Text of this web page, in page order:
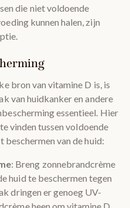
die niet voldoende
kunnen halen, zijn
bron van vitamine D is, is
van huidkanker en andere
essentieel. Hier
vinden tussen voldoende
van de huid:
: Breng zonnebrandcrème
huid te beschermen tegen
dringen er genoeg UV-
heen om vitamine D